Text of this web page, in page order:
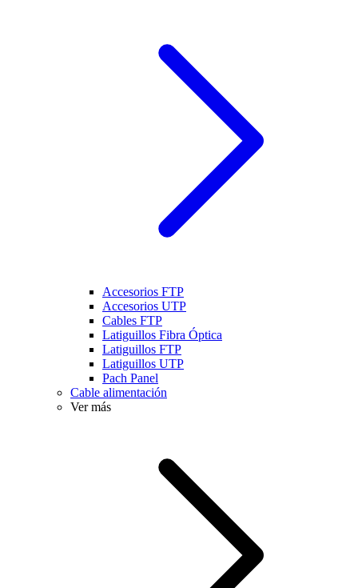
Accesorios FTP
Accesorios UTP
Cables FTP
Latiguillos Fibra Óptica
Latiguillos FTP
Latiguillos UTP
Pach Panel
Cable alimentación
Ver más